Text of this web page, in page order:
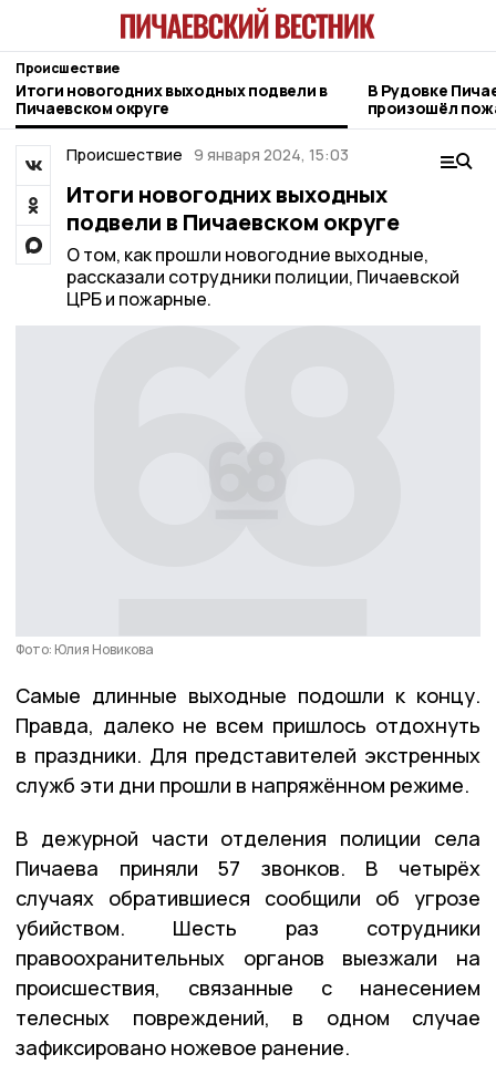
Происшествие
Итоги новогодних выходных подвели в
Пичаевском округе
В Рудовке
произошёл
Происшествие 9 января 2024, 15:03
Итоги новогодних выходных
подвели в Пичаевском округе
О том, как прошли новогодние выходные,
рассказали сотрудники полиции, Пичаевской
ЦРБ и пожарные.
Фото: Юлия Новикова
Самые длинные выходные подошли к концу.
Правда, далеко не всем пришлось отдохнуть
в праздники. Для представителей экстренных
служб эти дни прошли в напряжённом режиме.
В дежурной части отделения полиции села
Пичаева приняли 57 звонков. В четырёх
случаях обратившиеся сообщили об угрозе
убийством. Шесть раз сотрудники
правоохранительных органов выезжали на
происшествия, связанные с нанесением
телесных повреждений, в одном случае
зафиксировано ножевое ранение.